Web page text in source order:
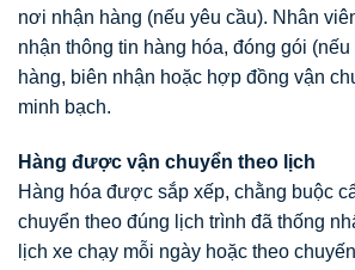
nơi nhận hàng (nếu yêu cầu). Nhân
nhận thông tin hàng hóa, đóng gói
hàng, biên nhận hoặc hợp đồng vận
minh bạch.
Hàng được vận chuyển theo lịch
Hàng hóa được sắp xếp, chằng buộc
chuyển theo đúng lịch trình đã thống
lịch xe chạy mỗi ngày hoặc theo